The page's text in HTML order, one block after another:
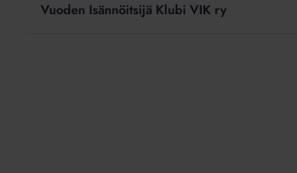
Vuoden Isännöitsijä Klubi VIK ry